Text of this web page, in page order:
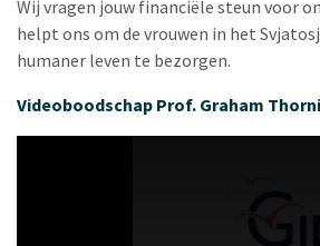
Wij vragen jouw financiële steun voor
helpt ons om de vrouwen in het
humaner leven te bezorgen.
Videoboodschap Prof. Graham